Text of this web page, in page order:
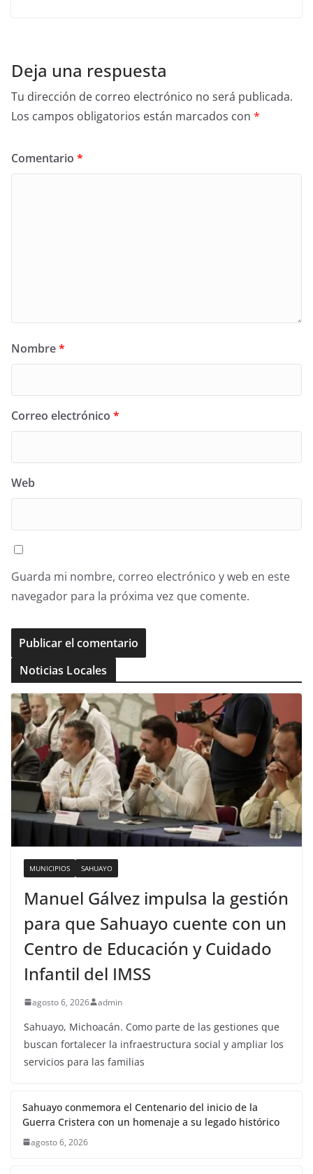
Deja una respuesta
Tu dirección de correo electrónico no será publicada.
Los campos obligatorios están marcados con *
Comentario *
Nombre*
Correo electrónico *
Web
Guarda mi nombre, correo electrónico y web en este
navegador para la próxima vez que comente.
Noticias Locales
MUNICIPIOS SAHUAYO
Manuel Gálvez impulsa la gestión
para que Sahuayo cuente con un
Centro de Educación y Cuidado
Infantil del IMSS
agosto 6, 2026 admin
Sahuayo, Michoacán. Como parte de las gestiones que
buscan fortalecer la infraestructura social y ampliar los
servicios para las familias
Sahuayo conmemora el Centenario del inicio de la
Guerra Cristera con un homenaje a su legado histórico
agosto 6, 2026